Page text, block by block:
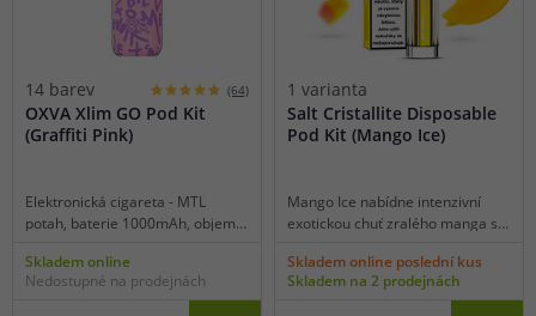
14 barev (64)
OXVA Xlim GO Pod Kit
(Graffiti Pink)
Elektronická cigareta - MTL
potah, baterie 1000mAh, objem
automatický výkon 5-30W,
dobíjení USB-C, regulace air-flow,
Skladem online
Nedostupné na prodejnách
1 varianta
Salt Cristallite Disposable
Pod Kit (Mango Ice)
Mango Ice nabídne intenzivní
exotickou chuť zralého manga s
krémové svěžesti. K plné a
výrazné chuti manga se v závěru
Skladem online poslední kus
Skladem na 2 prodejnách